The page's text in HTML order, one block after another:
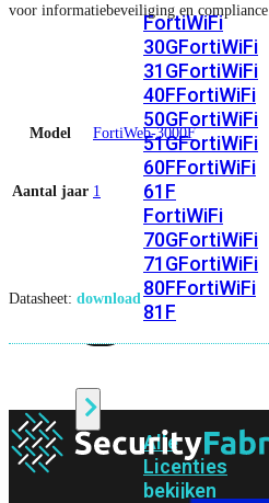
FortiWiFi
30GFortiWiFi
31GFortiWiFi
40FFortiWiFi
50GFortiWiFi
51GFortiWiFi
60FFortiWiFi
61F
FortiWiFi
70GFortiWiFi
71GFortiWiFi
80FFortiWiFi
81F
Alle
Licenties
bekijken
voor informatiebeveiliging en compliance.
Model FortiWeb-3000F
Aantal jaar 1
Datasheet: download